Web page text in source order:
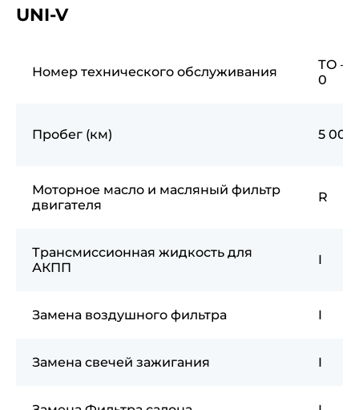
UNI-V
Номер технического обслуживания
ТО —
0
Пробег (км) 5 000
Моторное масло и масляный фильтр
двигателя
R
Трансмиссионная жидкость для
АКПП
I
Замена воздушного фильтра I
Замена свечей зажигания I